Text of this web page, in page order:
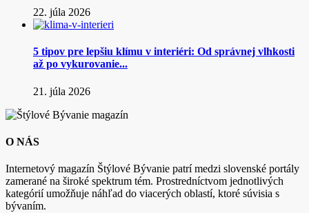
22. júla 2026
5 tipov pre lepšiu klímu v interiéri: Od správnej vlhkosti
až po vykurovanie...
21. júla 2026
O NÁS
Internetový magazín Štýlové Bývanie patrí medzi slovenské portály
zamerané na široké spektrum tém. Prostredníctvom jednotlivých
kategórií umožňuje náhľad do viacerých oblastí, ktoré súvisia s
bývaním.